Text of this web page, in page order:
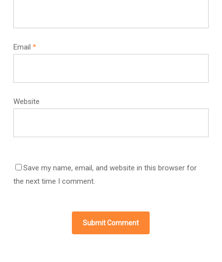
Email *
Website
Save my name, email, and website in this browser for
the next time I comment.